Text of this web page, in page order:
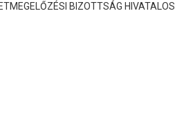
BIZOTTSÁG HIVATALOS